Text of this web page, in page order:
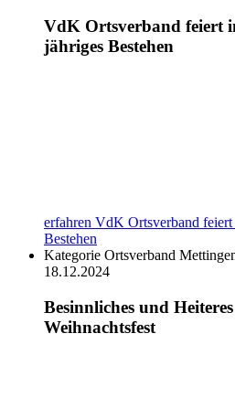
VdK Ortsverband feiert
jähriges Bestehen
erfahren VdK Ortsverband feiert
Bestehen
Kategorie Ortsverband
18.12.2024
Besinnliches und
Weihnachtsfest